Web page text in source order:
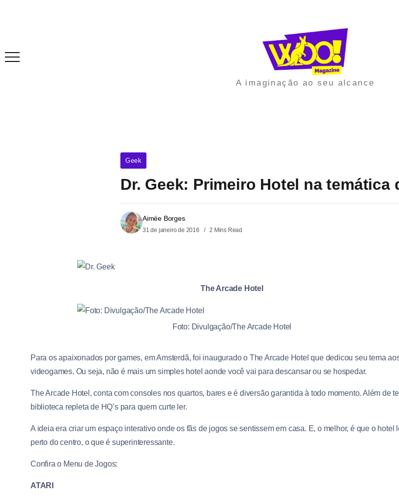
A imaginação ao seu alcance
Geek
Dr. Geek: Primeiro Hotel na temática
Aimée Borges
31 de janeiro de 2016 2 Mins Read
The Arcade Hotel
Foto: Divulgação/The Arcade Hotel
Para os apaixonados por games, em Amsterdã, foi inaugurado o The Arcade Hotel que dedicou seu tema
videogames. Ou seja, não é mais um simples hotel aonde você vai para descansar ou se hospedar.
The Arcade Hotel, conta com consoles nos quartos, bares e é diversão garantida à todo momento. Além de
biblioteca repleta de HQ’s para quem curte ler.
A ideia era criar um espaço interativo onde os fãs de jogos se sentissem em casa. E, o melhor, é que o hotel
perto do centro, o que é superinteressante.
Confira o Menu de Jogos:
ATARI